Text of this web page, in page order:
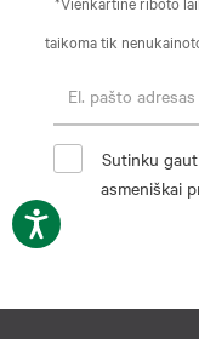
taikoma tik
Sutinku
asmeniškai